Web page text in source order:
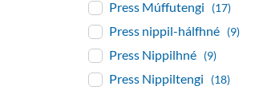
Press Múffutengi (17)
Press nippil-hálfhné (9)
Press Nippilhné (9)
Press Nippiltengi (18)